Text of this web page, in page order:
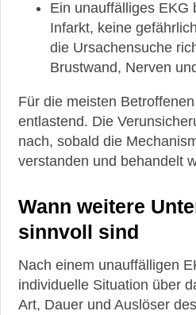
Ein unauffälliges EKG
Infarkt, keine
die Ursachensuche
Brustwand, Nerven
Für die meisten
entlastend. Die
nach, sobald die
verstanden und behandelt
Wann weitere
sinnvoll sind
Nach einem unauffälligen
individuelle Situation über
Art, Dauer und Auslöser